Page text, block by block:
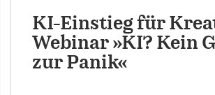
KI-Einstieg für
Webinar »KI? Kein
zur Panik«